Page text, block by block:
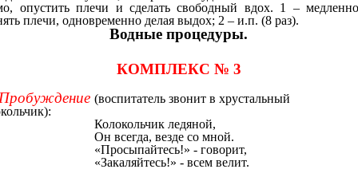
опустить плечи и сделать свободный вдох. 1 –
плечи, одновременно делая выдох; 2 – и.п. (8 раз).
Водные процедуры.
КОМПЛЕКС № 3
(воспитатель звонит в хрустальный
ледяной,
всегда, везде со мной.
- говорит,
- всем велит.